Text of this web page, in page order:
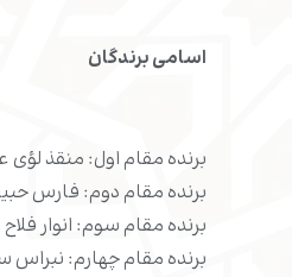
اسامى برندگان
برنده مقام اول: منقذ
برنده مقام دوم: فارس
برنده مقام سوم: انوار
برنده مقام چهارم: نبراس